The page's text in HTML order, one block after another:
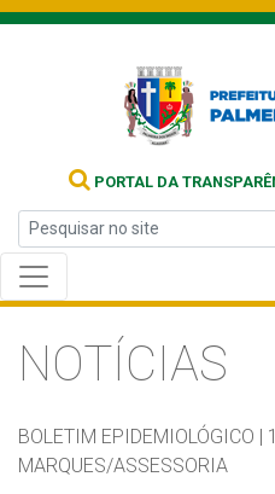
PORTAL DA
NOTÍCIAS
BOLETIM EPIDEMIOLÓGICO |
MARQUES/ASSESSORIA